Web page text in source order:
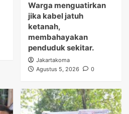
Warga menguatirkan
jika kabel jatuh
ketanah,
membahayakan
penduduk sekitar.
Jakartakoma
Agustus 5, 2026
0